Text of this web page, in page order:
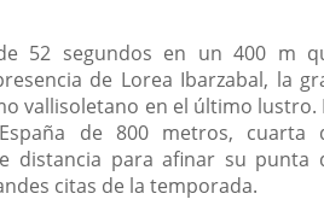
52 segundos en un 400 m
de Lorea Ibarzabal, la
vallisoletano en el último lustro.
de 800 metros, cuarta
distancia para afinar su punta
citas de la temporada.